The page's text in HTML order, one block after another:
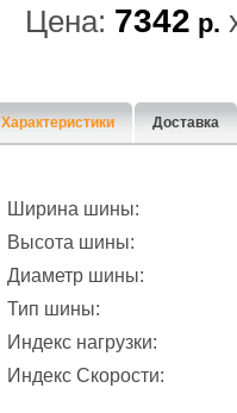
Цена: 7342 р.
Характеристики Доставка
Ширина шины:
Высота шины:
Диаметр шины:
Тип шины:
Индекс нагрузки:
Индекс Скорости: